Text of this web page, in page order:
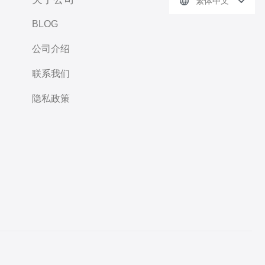
BLOG
公司介绍
联系我们
隐私政策